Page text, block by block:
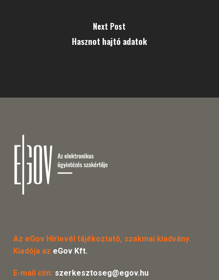
Next Post
Hasznot hajtó adatok
Az eGov Hírlevél tájékoztató, szakmai kiadvány.
Kiadója az eGov Kft.
E-mail cím: szerkesztoseg@egov.hu